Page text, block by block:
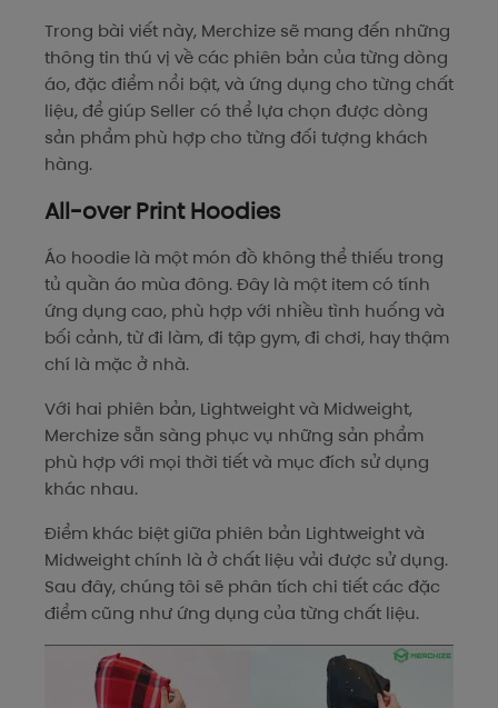
Trong bài viết này, Merchize sẽ mang đến những
thông tin thú vị về các phiên bản của từng dòng
áo, đặc điểm nổi bật, và ứng dụng cho từng chất
liệu, để giúp Seller có thể lựa chọn được dòng
sản phẩm phù hợp cho từng đối tượng khách
hàng.
All-over Print Hoodies
Áo hoodie là một món đồ không thể thiếu trong
tủ quần áo mùa đông. Đây là một item có tính
ứng dụng cao, phù hợp với nhiều tình huống và
bối cảnh, từ đi làm, đi tập gym, đi chơi, hay thậm
chí là mặc ở nhà.
Với hai phiên bản, Lightweight và Midweight,
Merchize sẵn sàng phục vụ những sản phẩm
phù hợp với mọi thời tiết và mục đích sử dụng
khác nhau.
Điểm khác biệt giữa phiên bản Lightweight và
Midweight chính là ở chất liệu vải được sử dụng.
Sau đây, chúng tôi sẽ phân tích chi tiết các đặc
điểm cũng như ứng dụng của từng chất liệu.